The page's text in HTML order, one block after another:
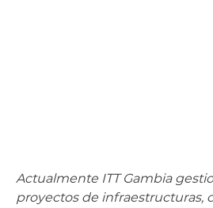
Actualmente ITT Gambia
proyectos de infraestructuras,